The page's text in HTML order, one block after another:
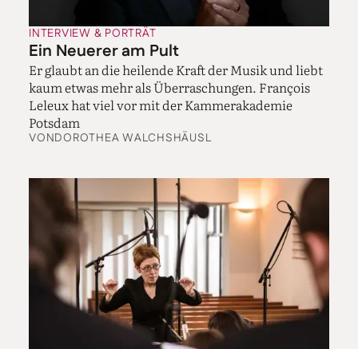
INTERVIEW & PORTRÄT
Ein Neuerer am Pult
Er glaubt an die heilende Kraft der Musik und liebt
kaum etwas mehr als Überraschungen. François
Leleux hat viel vor mit der Kammerakademie
Potsdam
VONDOROTHEA WALCHSHÄUSL